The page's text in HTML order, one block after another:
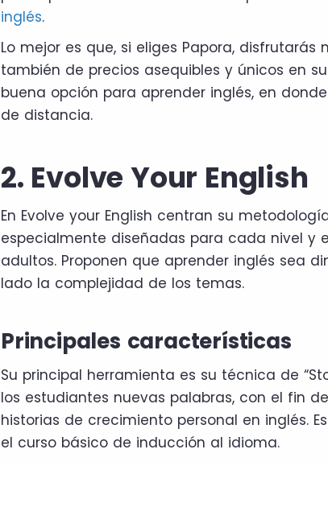
inglés.
Lo mejor es que, si eliges Papora, disfrutarás
también de precios asequibles y únicos en
buena opción para aprender inglés, en
de distancia.
2. Evolve Your English
En Evolve your English centran su
especialmente diseñadas para cada nivel y
adultos. Proponen que aprender inglés sea
lado la complejidad de los temas.
Principales características
Su principal herramienta es su técnica de
los estudiantes nuevas palabras, con el fin
historias de crecimiento personal en inglés.
el curso básico de inducción al idioma.